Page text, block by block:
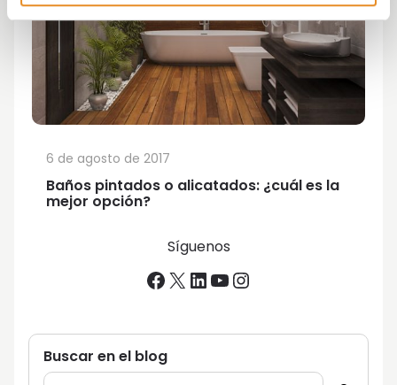
Baños pintados o alicatados: ¿cuál es la
mejor opción?
6 de agosto de 2017
Síguenos
Facebook
X LinkedIn
YouTube
Instagram
Buscar en el blog